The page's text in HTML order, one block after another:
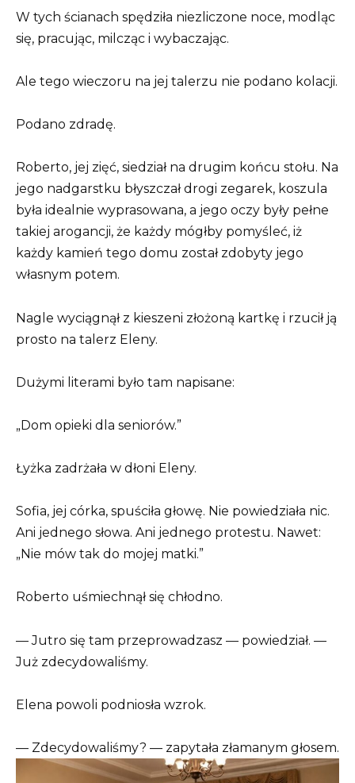
W tych ścianach spędziła niezliczone noce, modląc
się, pracując, milcząc i wybaczając.
Ale tego wieczoru na jej talerzu nie podano kolacji.
Podano zdradę.
Roberto, jej zięć, siedział na drugim końcu stołu. Na
jego nadgarstku błyszczał drogi zegarek, koszula
była idealnie wyprasowana, a jego oczy były pełne
takiej arogancji, że każdy mógłby pomyśleć, iż
każdy kamień tego domu został zdobyty jego
własnym potem.
Nagle wyciągnął z kieszeni złożoną kartkę i rzucił ją
prosto na talerz Eleny.
Dużymi literami było tam napisane:
„Dom opieki dla seniorów.”
Łyżka zadrżała w dłoni Eleny.
Sofia, jej córka, spuściła głowę. Nie powiedziała nic.
Ani jednego słowa. Ani jednego protestu. Nawet:
„Nie mów tak do mojej matki.”
Roberto uśmiechnął się chłodno.
— Jutro się tam przeprowadzasz — powiedział. —
Już zdecydowaliśmy.
Elena powoli podniosła wzrok.
— Zdecydowaliśmy? — zapytała złamanym głosem.